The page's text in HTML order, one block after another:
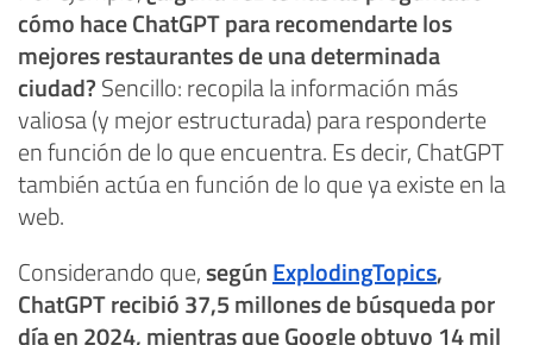
cómo hace ChatGPT para recomendarte los
mejores restaurantes de una determinada
ciudad? Sencillo: recopila la información más
valiosa (y mejor estructurada) para responderte
en función de lo que encuentra. Es decir, ChatGPT
también actúa en función de lo que ya existe en la
web.
Considerando que,según ExplodingTopics,
ChatGPT recibió 37,5 millones de búsqueda por
día en 2024, mientras que Google obtuvo 14 mil